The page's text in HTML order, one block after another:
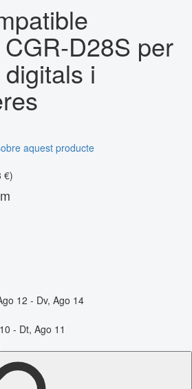
D28S per
i
aquest producte
€)
12 - Dv, Ago 14
- Dt, Ago 11